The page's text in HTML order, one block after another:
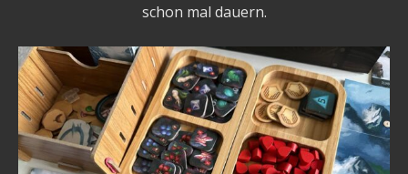
schon mal dauern.